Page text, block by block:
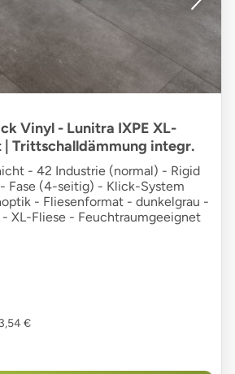
Vinyl - Lunitra IXPE XL-
| Trittschalldämmung integr.
- 42 Industrie (normal) - Rigid
Fase (4-seitig) - Klick-System
- Fliesenformat - dunkelgrau -
- XL-Fliese - Feuchtraumgeeignet
€